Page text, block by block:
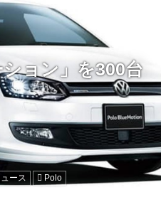
ション」を300台
ース
Polo